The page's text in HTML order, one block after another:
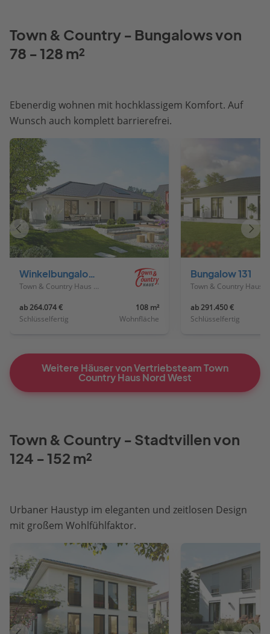
Town & Country - Bungalows von
78 - 128 m²
Ebenerdig wohnen mit hochklassigem Komfort. Auf
Wunsch auch komplett barrierefrei.
Winkelbungalow 108
Town & Country Haus Deutschland
ab 264.074 €
Schlüsselfertig
108 m²
Wohnfläche
Bungalow 131
ab 291.450 €
Schlüsselfertig
Vorheriges
Haus
Haus
Weitere Häuser von Vertriebsteam Town
Country Haus Nord West
Town & Country - Stadtvillen von
124 - 152 m²
Urbaner Haustyp im eleganten und zeitlosen Design
mit großem Wohlfühlfaktor.